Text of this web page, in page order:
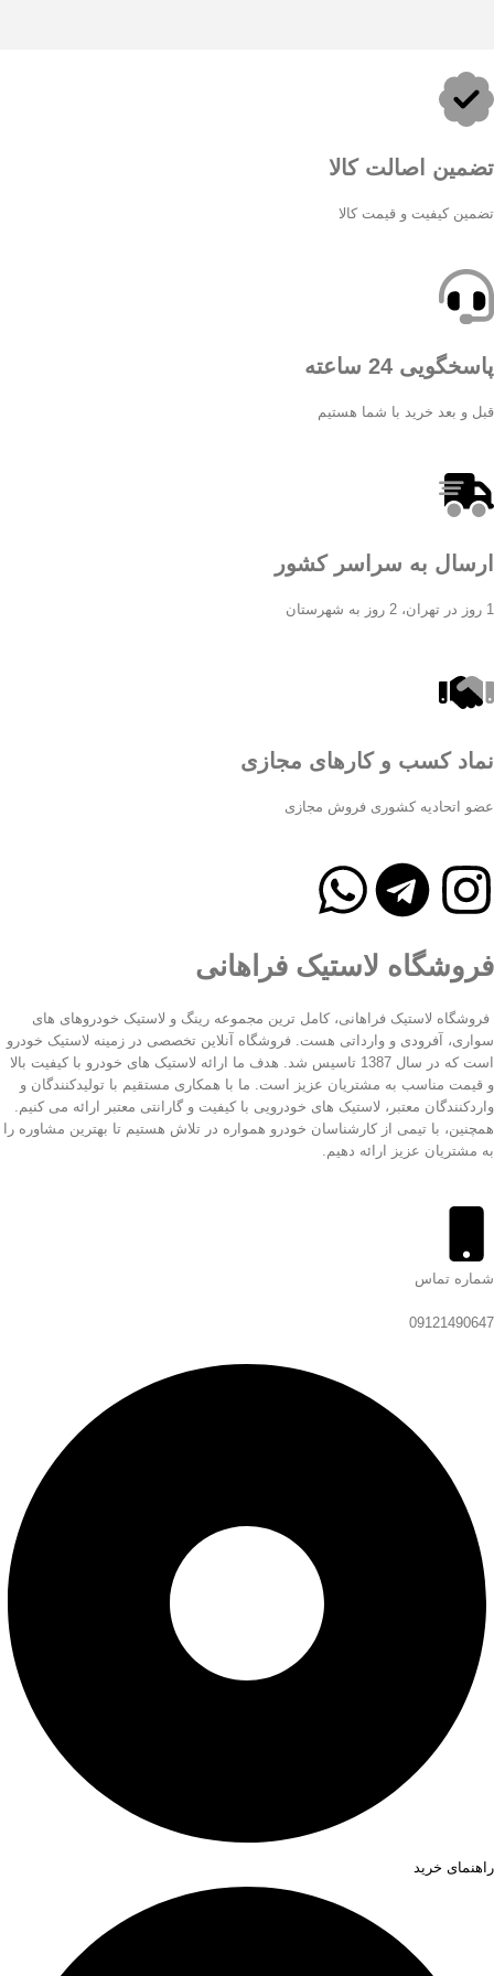
تضمین اصالت کالا
تضمین کیفیت و قیمت کالا
پاسخگویی 24 ساعته
قبل و بعد خرید با شما هستیم
ارسال به سراسر کشور
1 روز در تهران، 2 روز به شهرستان
نماد کسب و کارهای مجازی
عضو اتحادیه کشوری فروش مجازی
فروشگاه لاستیک فراهانی
فروشگاه لاستیک فراهانی، کامل ترین مجموعه رینگ و لاستیک خودروهای های
سواری، آفرودی و وارداتی هست. فروشگاه آنلاین تخصصی در زمینه لاستیک خودرو
است که در سال 1387 تاسیس شد. هدف ما ارائه لاستیک های خودرو با کیفیت بالا
و قیمت مناسب به مشتریان عزیز است. ما با همکاری مستقیم با تولیدکنندگان و
واردکنندگان معتبر، لاستیک های خودرویی با کیفیت و گارانتی معتبر ارائه می کنیم.
همچنین، با تیمی از کارشناسان خودرو همواره در تلاش هستیم تا بهترین مشاوره را
به مشتریان عزیز ارائه دهیم.
شماره تماس
09121490647
راهنمای خرید